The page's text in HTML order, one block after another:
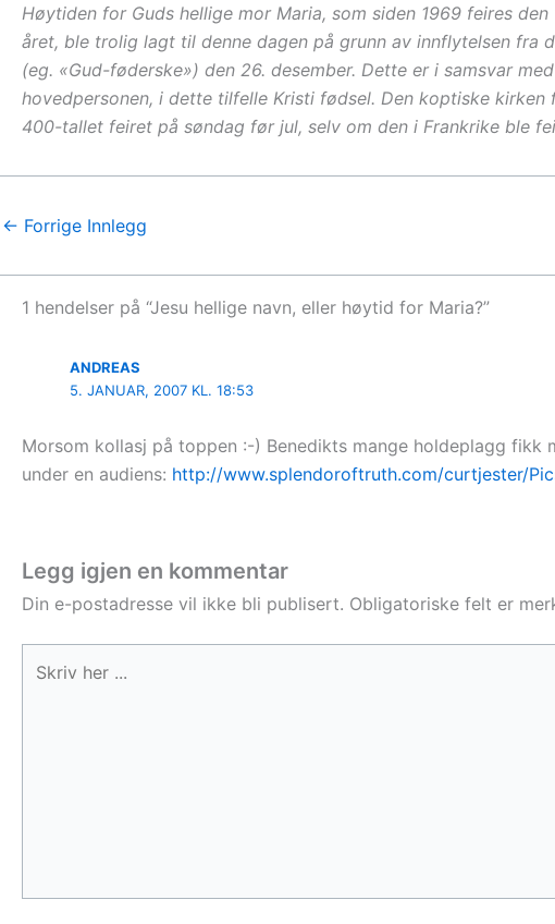
Høytiden for Guds hellige mor Maria, som siden 1969 feires
året, ble trolig lagt til denne dagen på grunn av innflytelsen fra
(eg. «Gud-føderske») den 26. desember. Dette er i samsvar
hovedpersonen, i dette tilfelle Kristi fødsel. Den koptiske
400-tallet feiret på søndag før jul, selv om den i Frankrike ble
← Forrige Innlegg
1 hendelser på “Jesu hellige navn, eller høytid for Maria?”
ANDREAS
5. JANUAR, 2007 KL. 18:53
Morsom kollasj på toppen :-) Benedikts mange holdeplagg
under en audiens: http://www.splendoroftruth.com/curtjester/
Legg igjen en kommentar
Din e-postadresse vil ikke bli publisert. Obligatoriske felt er
her